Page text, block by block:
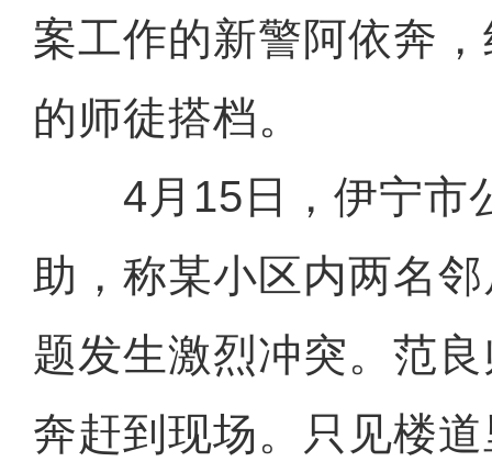
案工作的新警阿依奔
的师徒搭档。
4月15日，伊宁市
助，称某小区内两名
题发生激烈冲突。范
奔赶到现场。只见楼